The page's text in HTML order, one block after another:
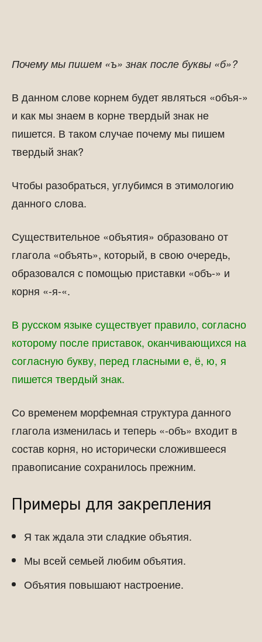
Почему мы пишем «ъ» знак после буквы «б»?
В данном слове корнем будет являться «объя-»
и как мы знаем в корне твердый знак не
пишется. В таком случае почему мы пишем
твердый знак?
Чтобы разобраться, углубимся в этимологию
данного слова.
Существительное «объятия» образовано от
глагола «объять», который, в свою очередь,
образовался с помощью приставки «объ-» и
корня «-я-«.
В русском языке существует правило, согласно
которому после приставок, оканчивающихся на
согласную букву, перед гласными е, ё, ю, я
пишется твердый знак.
Со временем морфемная структура данного
глагола изменилась и теперь «-объ» входит в
состав корня, но исторически сложившееся
правописание сохранилось прежним.
Примеры для закрепления
Я так ждала эти сладкие объятия.
Мы всей семьей любим объятия.
Объятия повышают настроение.